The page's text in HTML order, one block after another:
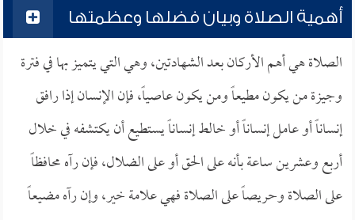
أهمية الصلاة وبيان فضلها وعظمتها
الصلاة هي أهم الأركان بعد الشهادتين، وهي التي يتميز بها في فترة
وجيزة من يكون مطيعاً ومن يكون عاصياً، فإن الإنسان إذا رافق
إنساناً أو عامل إنساناً أو خالط إنساناً يستطيع أن يكتشفه في خلال
أربع وعشرين ساعة بأنه على الحق أو على الضلال، فإن رآه محافظاً
على الصلاة وحريصاً على الصلاة فهي علامة خير، وإن رآه مضيعاً